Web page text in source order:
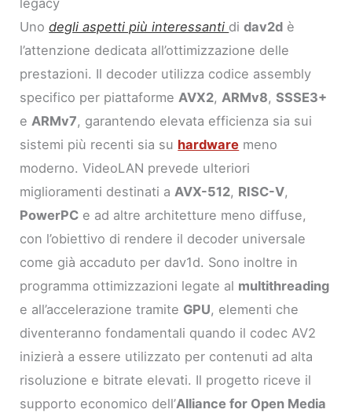
legacy
Unodegli aspetti più interessanti didav2d è
l’attenzione dedicata all’ottimizzazione delle
prestazioni. Il decoder utilizza codice assembly
specifico per piattaformeAVX2,ARMv8,SSSE3+
eARMv7, garantendo elevata efficienza sia sui
sistemi più recenti sia su hardware meno
moderno. VideoLAN prevede ulteriori
miglioramenti destinati aAVX-512, RISC-V,
PowerPC e ad altre architetture meno diffuse,
con l’obiettivo di rendere il decoder universale
come già accaduto per dav1d. Sono inoltre in
programma ottimizzazioni legate al multithreading
e all’accelerazione tramite GPU, elementi che
diventeranno fondamentali quando il codec AV2
inizierà a essere utilizzato per contenuti ad alta
risoluzione e bitrate elevati. Il progetto riceve il
supporto economico dell’Alliance for Open Media